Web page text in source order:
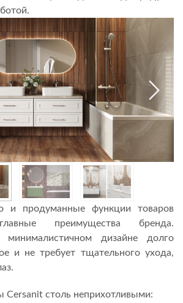
и продуманные функции товаров
преимущества бренда.
дизайне долго
и не требует тщательного ухода,
Cersanit столь неприхотливыми: